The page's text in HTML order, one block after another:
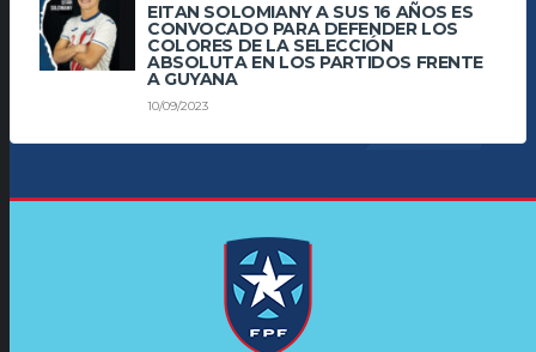
EITAN SOLOMIANY A SUS 16 AÑOS ES
CONVOCADO PARA DEFENDER LOS
COLORES DE LA SELECCIÓN
ABSOLUTA EN LOS PARTIDOS FRENTE
A GUYANA
10/09/2023